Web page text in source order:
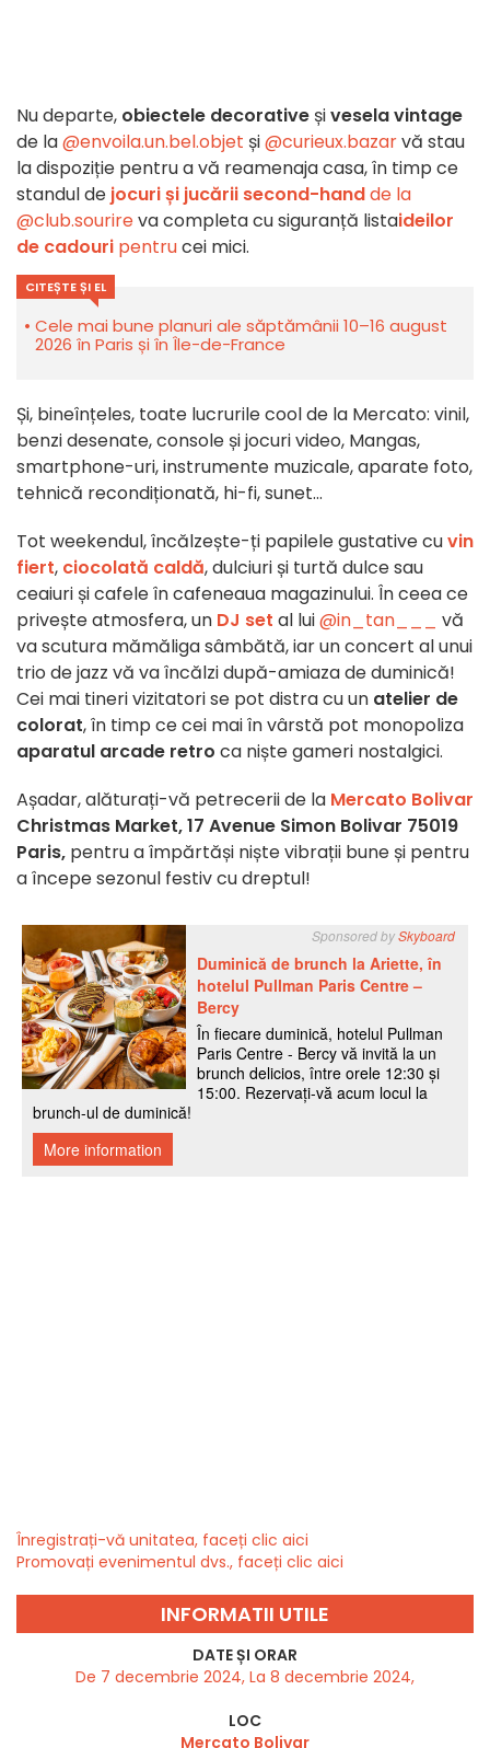
Nu departe, obiectele decorative șivesela vintage
de la@envoila.un.bel.objet și@curieux.bazarvă stau
la dispoziție pentru a vă reamenaja casa, în timp ce
standul de jocuri și jucării second-handde la
@club.sourireva completa cu siguranță listaideilor
de cadouri pentrucei mici.
CITEȘTE ȘI EL
Cele mai bune planuri ale săptămânii 10–16 august
2026 în Paris și în Île-de-France
Și, bineînțeles, toate lucrurile cool de la Mercato: vinil,
benzi desenate, console și jocuri video, Mangas,
smartphone-uri, instrumente muzicale, aparate foto,
tehnică recondiționată, hi-fi, sunet...
Tot weekendul, încălzește-ți papilele gustative cuvin
fiert, ciocolată caldă, dulciuri și turtă dulce sau
ceaiuri și cafele în cafeneaua magazinului. În ceea ce
privește atmosfera, un DJ set al lui@in_tan___
vă
va scutura mămăliga sâmbătă, iarun concert al unui
trio de jazz vă va încălzi după-amiaza de duminică!
Cei mai tineri vizitatori se pot distra cu un atelier de
colorat, în timp ce cei mai în vârstă pot monopoliza
aparatul arcade retro ca niște gameri nostalgici.
Așadar, alăturați-vă petrecerii de la Mercato Bolivar
Christmas Market,17 Avenue Simon Bolivar 75019
Paris, pentru a împărtăși niște vibrații bune și pentru
a începe sezonul festiv cu dreptul!
Înregistrați-vă unitatea, faceți clic aici
Promovați evenimentul dvs., faceți clic aici
INFORMATII UTILE
DATE ȘI ORAR
De 7 decembrie 2024, La 8 decembrie 2024,
LOC
Mercato Bolivar